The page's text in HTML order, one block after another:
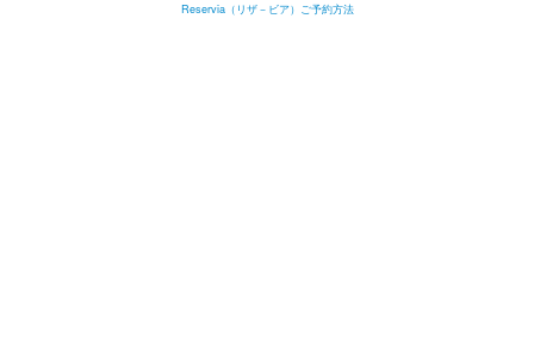
Reservia（リザ－ビア）ご予約方法